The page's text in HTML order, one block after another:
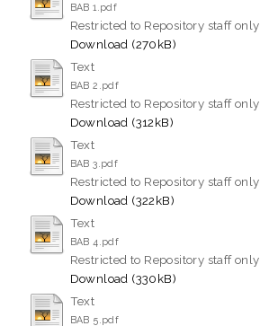
BAB 1.pdf
Restricted to Repository staff only
Download (270kB)
Text
BAB 2.pdf
Restricted to Repository staff only
Download (312kB)
Text
BAB 3.pdf
Restricted to Repository staff only
Download (322kB)
Text
BAB 4.pdf
Restricted to Repository staff only
Download (330kB)
Text
BAB 5.pdf